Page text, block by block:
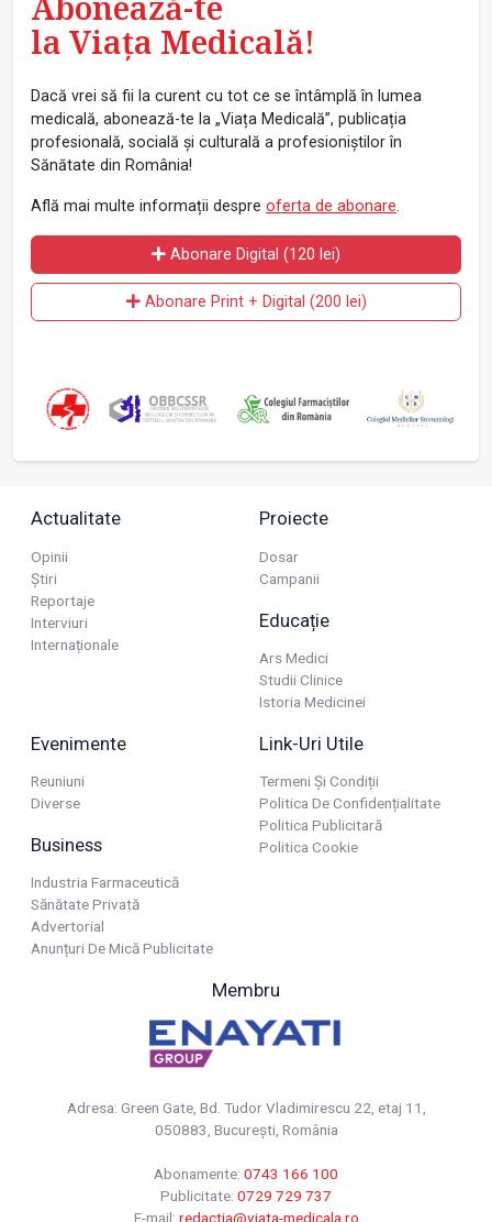
la Viața Medicală!
Dacă vrei să fii la curent cu tot ce se întâmplă în lumea
medicală, abonează-te la „Viața Medicală”, publicația
profesională, socială și culturală a profesioniștilor în
Sănătate din România!
Află mai multe informații despre oferta de abonare.
Abonare Digital (120 lei)
Abonare Print + Digital (200 lei)
Actualitate
Opinii
Știri
Reportaje
Interviuri
Internaționale
Proiecte
Dosar
Campanii
Educație
Ars Medici
Studii Clinice
Istoria Medicinei
Evenimente
Reuniuni
Diverse
Business
Industria Farmaceutică
Sănătate Privată
Advertorial
Anunțuri De Mică Publicitate
Link-Uri Utile
Termeni Și Condiții
Politica De Confidențialitate
Politica Publicitară
Politica Cookie
Membru
Adresa: Green Gate, Bd. Tudor Vladimirescu 22, etaj 11,
050883, Bucureşti, România
Abonamente: 0743 166 100
Publicitate: 0729 729 737
E-mail: redactia@viata-medicala.ro